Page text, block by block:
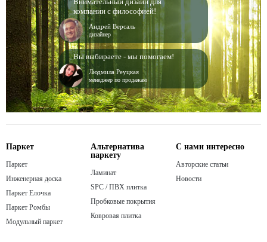
компании с философией!
Андрей Версаль
дизайнер
Вы выбираете - мы помогаем!
Людмила Реуцкая
менеджер по продажам
Паркет
Паркет
Инженерная доска
Паркет Елочка
Паркет Ромбы
Модульный паркет
Альтернатива
паркету
Ламинат
SPC / ПВХ плитка
Пробковые покрытия
Ковровая плитка
С нами интересно
Авторские статьи
Новости